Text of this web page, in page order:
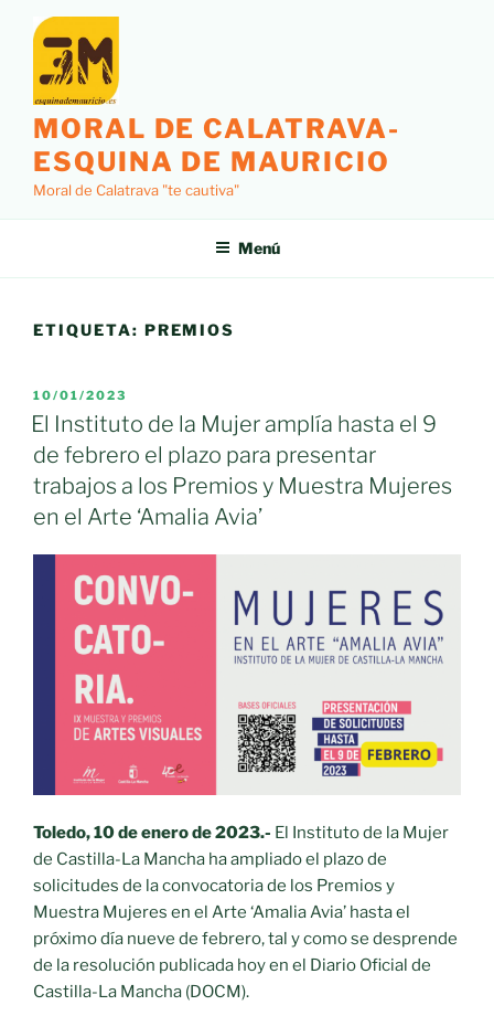
contenido
MORAL DE CALATRAVA-
ESQUINA DE MAURICIO
Moral de Calatrava "te cautiva"
Menú
ETIQUETA: PREMIOS
PUBLICADO
EL
10/01/2023
El Instituto de la Mujer amplía hasta el 9
de febrero el plazo para presentar
trabajos a los Premios y Muestra Mujeres
en el Arte ‘Amalia Avia’
Toledo, 10 de enero de 2023.- El Instituto de la Mujer
de Castilla-La Mancha ha ampliado el plazo de
solicitudes de la convocatoria de los Premios y
Muestra Mujeres en el Arte ‘Amalia Avia’ hasta el
próximo día nueve de febrero, tal y como se desprende
de la resolución publicada hoy en el Diario Oficial de
Castilla-La Mancha (DOCM).